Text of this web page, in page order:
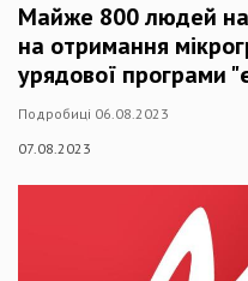
Майже 800 людей на
на отримання
урядової програми
Подробиці 06.08.2023
07.08.2023